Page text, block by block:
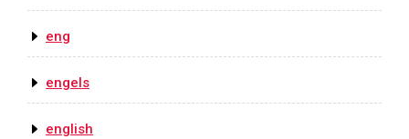
eng
engels
english